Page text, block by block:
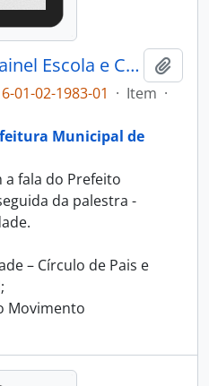
Áudio da palestra: Painel Escola e Comunidade - I Simpósio Municipal de Educação - 1983
01-02-1983-01 · Item ·
Municipal de
fala do Prefeito
da palestra -
– Círculo de Pais e
Movimento